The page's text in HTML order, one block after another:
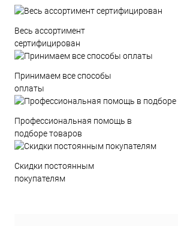
Весь ассортимент
сертифицирован
Принимаем все способы
оплаты
Профессиональная помощь в
подборе товаров
Скидки постоянным
покупателям